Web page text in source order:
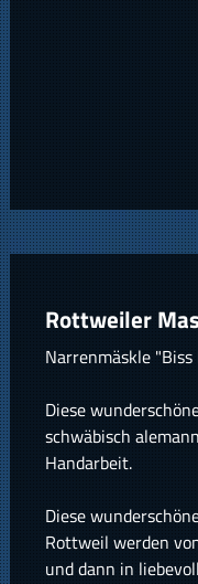
In
Rottweiler
Narrenmäskle
Diese
schwäbisch
Handarbeit.
Diese
Rottweil werden
und dann in